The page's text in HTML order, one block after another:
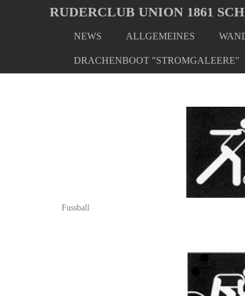
Oops, an error occurred! Code: 20260808074927a4c375ef
main
RUDERCLUB UNION 1861
NEWS ALLGEMEINES
DRACHENBOOT "STROMGALEERE"
Fussball